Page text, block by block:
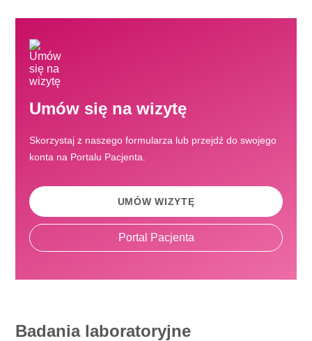
Umów się na wizytę
Skorzystaj z naszego formularza lub przejdź do swojego
konta na Portalu Pacjenta.
UMÓW WIZYTĘ
Portal Pacjenta
Badania laboratoryjne